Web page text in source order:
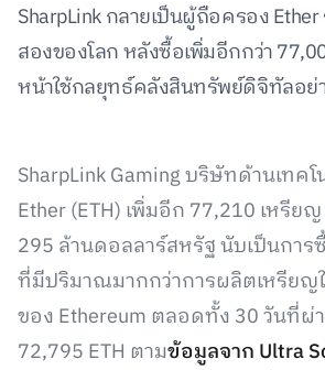
SharpLink กลายเป็นผู้ถือครอง
สองของโลก หลังซื้อเพิ่มอีกกว่า
หน้าใช้กลยุทธ์คลังสินทรัพย์ดิจิทัลอย่
SharpLink Gaming บริษัทด้านเทคโ
Ether (ETH) เพิ่มอีก 77,210 เหรีย
295 ล้านดอลลาร์สหรัฐ นับเป็นการ
ที่มีปริมาณมากกว่าการผลิตเหรียญ
ของ Ethereum ตลอดทั้ง 30 วันที่ผ่
72,795 ETH ตามข้อมูลจาก Ultra